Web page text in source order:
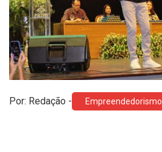
Por: Redação - Empreendedorismo